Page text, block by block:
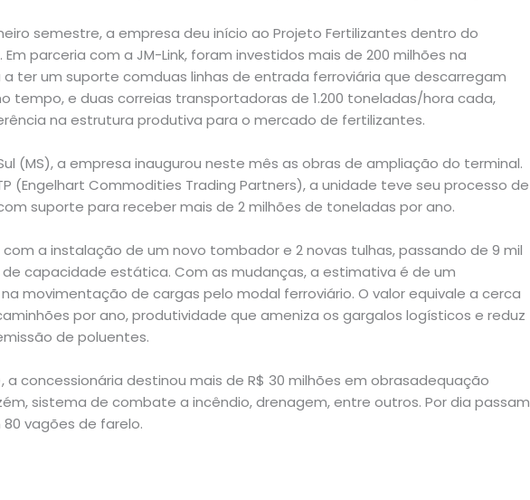
semestre, a empresa deu início ao Projeto Fertilizantes dentro do
parceria com a JM-Link, foram investidos mais de 200 milhões na
ter um suporte comduas linhas de entrada ferroviária que descarregam
tempo, e duas correias transportadoras de 1.200 toneladas/hora cada,
na estrutura produtiva para o mercado de fertilizantes.
(MS), a empresa inaugurou neste mês as obras de ampliação do terminal.
(Engelhart Commodities Trading Partners), a unidade teve seu processo de
suporte para receber mais de 2 milhões de toneladas por ano.
a instalação de um novo tombador e 2 novas tulhas, passando de 9 mil
capacidade estática. Com as mudanças, a estimativa é de um
movimentação de cargas pelo modal ferroviário. O valor equivale a cerca
por ano, produtividade que ameniza os gargalos logísticos e reduz
de poluentes.
a concessionária destinou mais de R$ 30 milhões em obrasadequação
sistema de combate a incêndio, drenagem, entre outros. Por dia passam
vagões de farelo.